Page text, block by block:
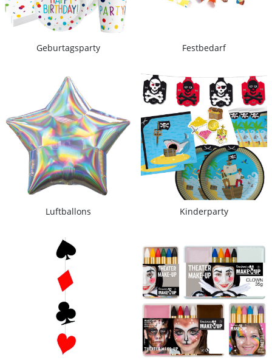
Geburtagsparty Festbedarf
Luftballons Kinderparty